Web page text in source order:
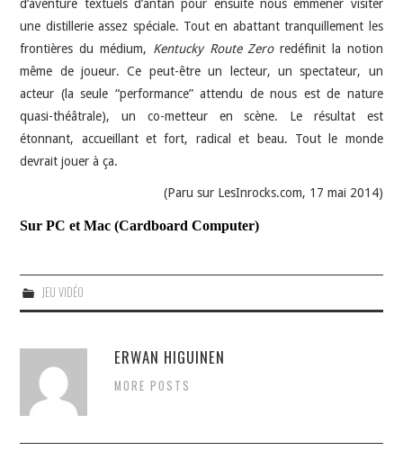
d’aventure textuels d’antan pour ensuite nous emmener visiter
une distillerie assez spéciale. Tout en abattant tranquillement les
frontières du médium, Kentucky Route Zeroredéfinit la notion
même de joueur. Ce peut-être un lecteur, un spectateur, un
acteur (la seule “performance” attendu de nous est de nature
quasi-théâtrale), un co-metteur en scène. Le résultat est
étonnant, accueillant et fort, radical et beau. Tout le monde
devrait jouer à ça.
(Paru sur LesInrocks.com, 17 mai 2014)
Sur PC et Mac (Cardboard Computer)
JEU VIDÉO
ERWAN HIGUINEN
MORE POSTS